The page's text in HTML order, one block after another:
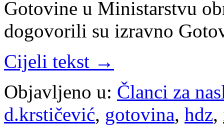
Gotovine u Ministarstvu
dogovorili su izravno
Cijeli tekst →
Objavljeno u: Članci za
d.krstičević, gotovina, hdz,